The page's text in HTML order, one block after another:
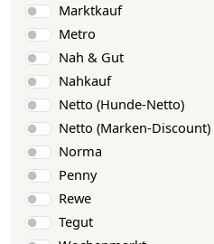
Marktkauf
Metro
Nah & Gut
Nahkauf
Netto (Hunde-Netto)
Netto (Marken-Discount)
Norma
Penny
Rewe
Tegut